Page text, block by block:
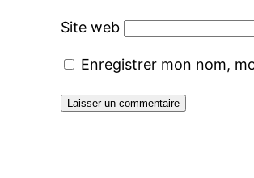
Site web
Enregistrer mon nom,